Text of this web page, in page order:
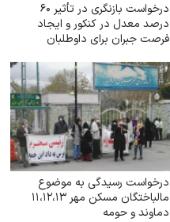
درخواست بازنگری در تأثیر ۶۰
درصد معدل در کنکور و ایجاد
فرصت جبران برای داوطلبان
درخواست رسیدگی به موضوع
مالباختگان مسکن مهر ۱۱،۱۲،۱۳
دماوند و حومه